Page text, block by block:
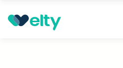
Prenota visita